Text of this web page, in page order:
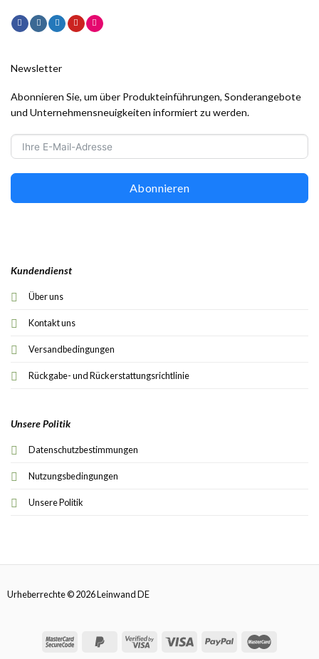
Kundendienst
Über uns
Kontakt uns
Versandbedingungen
Rückgabe- und Rückerstattungsrichtlinie
Unsere Politik
Datenschutzbestimmungen
Nutzungsbedingungen
Unsere Politik
Newsletter
Abonnieren Sie, um über Produkteinführungen, Sonderangebote
und Unternehmensneuigkeiten informiert zu werden.
Abonnieren
Urheberrechte © 2026 Leinwand DE